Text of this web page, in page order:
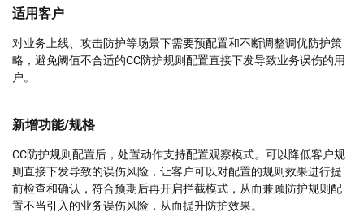
适用客户
对业务上线、攻击防护等场景下需要预配置和不断调整调优防护策
略，避免阈值不合适的CC防护规则配置直接下发导致业务误伤的用
户。
新增功能/规格
CC防护规则配置后，处置动作支持配置观察模式。可以降低客户规
则直接下发导致的误伤风险，让客户可以对配置的规则效果进行提
前检查和确认，符合预期后再开启拦截模式，从而兼顾防护规则配
置不当引入的业务误伤风险，从而提升防护效果。